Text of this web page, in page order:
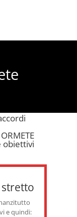
obiettivi
e quindi: